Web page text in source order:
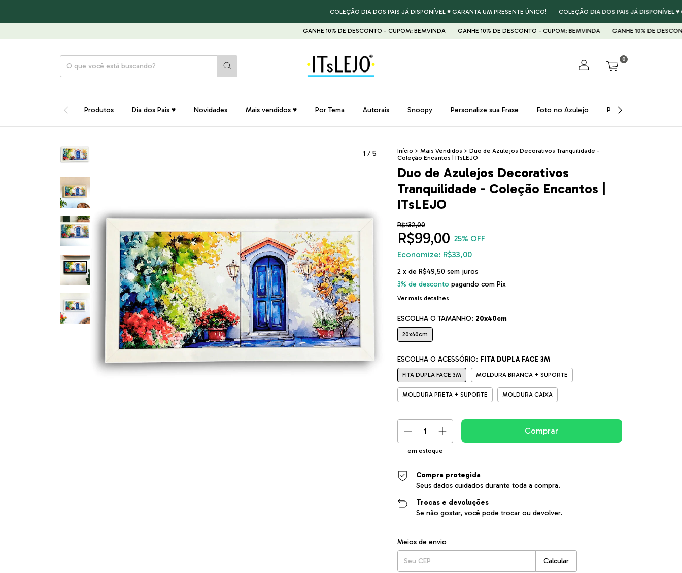
COLEÇÃO DIA DOS PAIS JÁ DISPONÍVEL ♥ GARANTA UM PRESENTE ÚNICO! COLEÇÃO DIA DOS PAIS JÁ DISPONÍVEL ♥ GARANTA
GANHE 10% DE DESCONTO - CUPOM: BEMVINDA GANHE 10% DE DESCONTO - CUPOM: BEMVINDA GANHE 10% DE DESCONTO -
0
Produtos Dia dos Pais ♥ Novidades Mais vendidos ♥ Por Tema Autorais Snoopy Personalize sua Frase Foto no Azulejo Presentes ♥
1/5 Início > Mais Vendidos > Duo de Azulejos Decorativos Tranquilidade -
Coleção Encantos | ITsLEJO
Duo de Azulejos Decorativos
Tranquilidade - Coleção Encantos |
ITsLEJO
R$132,00
R$99,00 25% OFF
Economize: R$33,00
2 x de R$49,50 sem juros
3% de desconto pagando com Pix
Ver mais detalhes
ESCOLHA O TAMANHO: 20x40cm
20x40cm
ESCOLHA O ACESSÓRIO: FITA DUPLA FACE 3M
FITA DUPLA FACE 3M MOLDURA BRANCA + SUPORTE
MOLDURA PRETA + SUPORTE MOLDURA CAIXA
em estoque
Compra protegida
Seus dados cuidados durante toda a compra.
Trocas e devoluções
Se não gostar, você pode trocar ou devolver.
Entregas para o CEP:
Meios de envio
Calcular